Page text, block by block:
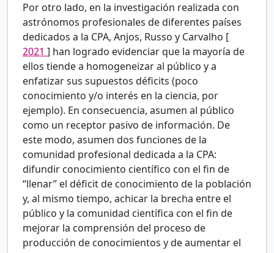
Por otro lado, en la investigación realizada con
astrónomos profesionales de diferentes países
dedicados a la CPA, Anjos, Russo y Carvalho [
2021 ] han logrado evidenciar que la mayoría de
ellos tiende a homogeneizar al público y a
enfatizar sus supuestos déficits (poco
conocimiento y/o interés en la ciencia, por
ejemplo). En consecuencia, asumen al público
como un receptor pasivo de información. De
este modo, asumen dos funciones de la
comunidad profesional dedicada a la CPA:
difundir conocimiento científico con el fin de
“llenar” el déficit de conocimiento de la población
y, al mismo tiempo, achicar la brecha entre el
público y la comunidad científica con el fin de
mejorar la comprensión del proceso de
producción de conocimientos y de aumentar el